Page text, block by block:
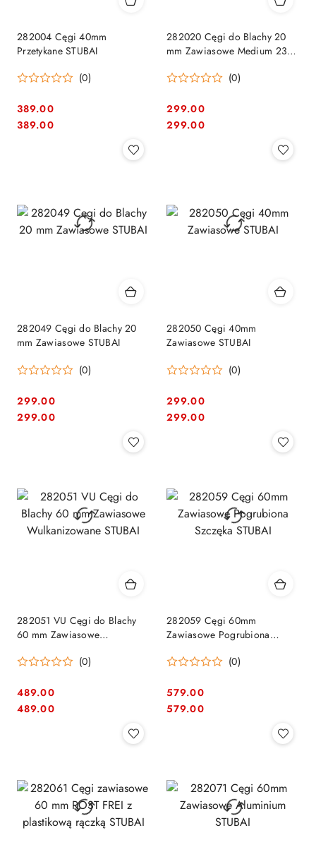
282004 Cęgi 40mm
Przetykane STUBAI
(0)
Cena:
389.00
Cena:
389.00
282020 Cęgi do Blachy 20
mm Zawiasowe Medium 230
(0)
Cena:
299.00
Cena:
299.00
282049 Cęgi do Blachy 20
mm Zawiasowe STUBAI
(0)
Cena:
299.00
Cena:
299.00
282050 Cęgi 40mm
Zawiasowe STUBAI
(0)
Cena:
299.00
Cena:
299.00
282051 VU Cęgi do Blachy
60 mm Zawiasowe
(0)
Cena:
489.00
Cena:
489.00
282059 Cęgi 60mm
Zawiasowe Pogrubiona
(0)
Cena:
579.00
Cena:
579.00